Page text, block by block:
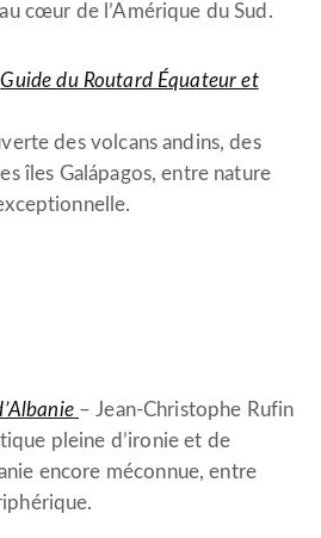
cœur de l’Amérique du Sud.
Guide du Routard Équateur et
des volcans andins, des
îles Galápagos, entre nature
– Jean-Christophe Rufin
pleine d’ironie et de
encore méconnue, entre